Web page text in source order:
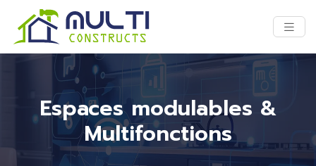
Espaces modulables &
Multifonctions